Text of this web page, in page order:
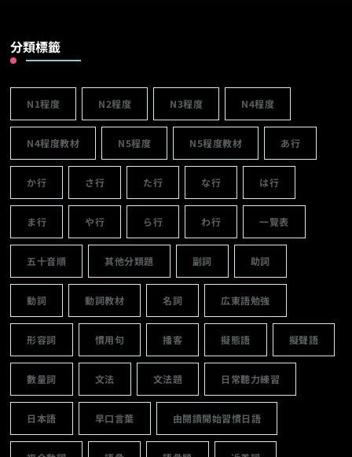
分類標籤
N1程度 N2程度 N3程度 N4程度
N4程度教材 N5程度 N5程度教材 あ行
か行 さ行 た行 な行 は行
ま行 や行 ら行 わ行 一覽表
五十音順 其他分類題 副詞 助詞
動詞 動詞教材 名詞 広東語勉強
形容詞 慣用句 播客 擬態語 擬聲語
數量詞 文法 文法題 日常聽力練習
日本語 早口言葉 由閱讀開始習慣日語